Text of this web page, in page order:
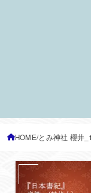
HOME とみ神社 櫻井